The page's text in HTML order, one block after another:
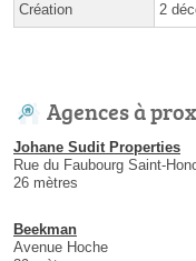
Création 2
Agences à
Johane Sudit Properties
Rue du Faubourg Saint-
26 mètres
Beekman
Avenue Hoche